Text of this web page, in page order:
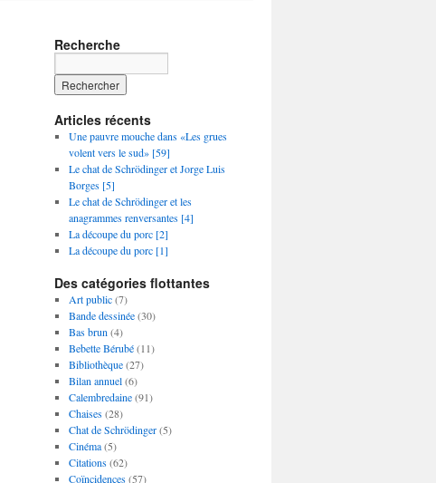
Recherche
Articles récents
Une pauvre mouche dans «Les grues
volent vers le sud» [59]
Le chat de Schrödinger et Jorge Luis
Borges [5]
Le chat de Schrödinger et les
anagrammes renversantes [4]
La découpe du porc [2]
La découpe du porc [1]
Des catégories flottantes
Art public(7)
Bande dessinée(30)
Bas brun (4)
Bebette Bérubé(11)
Bibliothèque(27)
Bilan annuel(6)
Calembredaine(91)
Chaises(28)
Chat de Schrödinger(5)
Cinéma(5)
Citations(62)
Coïncidences(57)